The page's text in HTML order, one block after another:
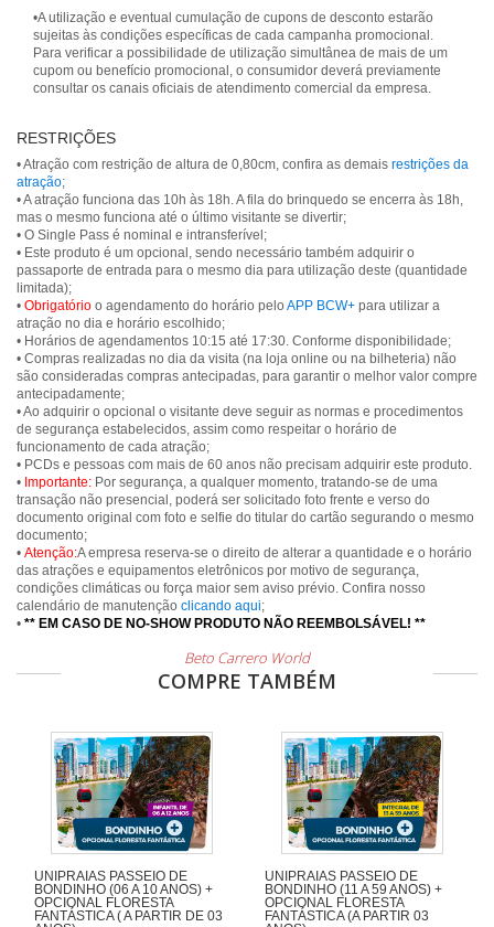
•A utilização e eventual cumulação de cupons de desconto estarão
sujeitas às condições específicas de cada campanha promocional.
Para verificar a possibilidade de utilização simultânea de mais de um
cupom ou benefício promocional, o consumidor deverá previamente
consultar os canais oficiais de atendimento comercial da empresa.
RESTRIÇÕES
• Atração com restrição de altura de 0,80cm, confira as demais restrições da
atração;
• A atração funciona das 10h às 18h. A fila do brinquedo se encerra às 18h,
mas o mesmo funciona até o último visitante se divertir;
• O Single Pass é nominal e intransferível;
• Este produto é um opcional, sendo necessário também adquirir o
passaporte de entrada para o mesmo dia para utilização deste (quantidade
limitada);
• Obrigatório o agendamento do horário pelo APP BCW+ para utilizar a
atração no dia e horário escolhido;
• Horários de agendamentos 10:15 até 17:30. Conforme disponibilidade;
• Compras realizadas no dia da visita (na loja online ou na bilheteria) não
são consideradas compras antecipadas, para garantir o melhor valor compre
antecipadamente;
• Ao adquirir o opcional o visitante deve seguir as normas e procedimentos
de segurança estabelecidos, assim como respeitar o horário de
funcionamento de cada atração;
• PCDs e pessoas com mais de 60 anos não precisam adquirir este produto.
• Importante: Por segurança, a qualquer momento, tratando-se de uma
transação não presencial, poderá ser solicitado foto frente e verso do
documento original com foto e selfie do titular do cartão segurando o mesmo
documento;
• Atenção:A empresa reserva-se o direito de alterar a quantidade e o horário
das atrações e equipamentos eletrônicos por motivo de segurança,
condições climáticas ou força maior sem aviso prévio. Confira nosso
calendário de manutenção clicando aqui;
• ** EM CASO DE NO-SHOW PRODUTO NÃO REEMBOLSÁVEL! **
Beto Carrero World
COMPRE TAMBÉM
UNIPRAIAS PASSEIO DE
BONDINHO (06 A 10 ANOS) +
OPCIONAL FLORESTA
FANTÁSTICA ( A PARTIR DE 03
UNIPRAIAS PASSEIO DE
BONDINHO (11 A 59 ANOS) +
OPCIONAL FLORESTA
FANTÁSTICA (A PARTIR 03